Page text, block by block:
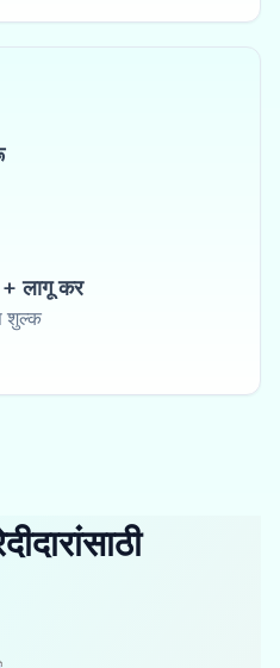
लागू कर
शुल्क